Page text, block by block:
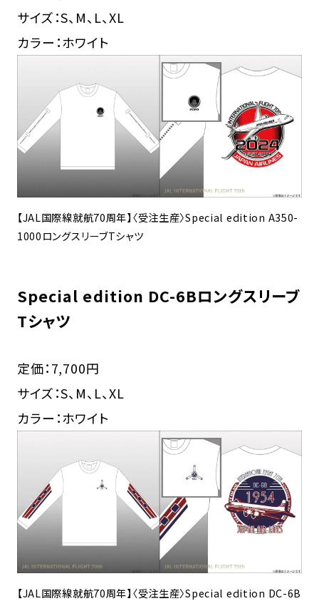
サイズ：S、M、L、XL
カラー：ホワイト
【JAL国際線就航70周年】〈受注生産〉Special edition A350-
1000ロングスリーブTシャツ
Special edition DC-6Bロングスリーブ
Tシャツ
定価：7,700円
サイズ：S、M、L、XL
カラー：ホワイト
【JAL国際線就航70周年】〈受注生産〉Special edition DC-6B